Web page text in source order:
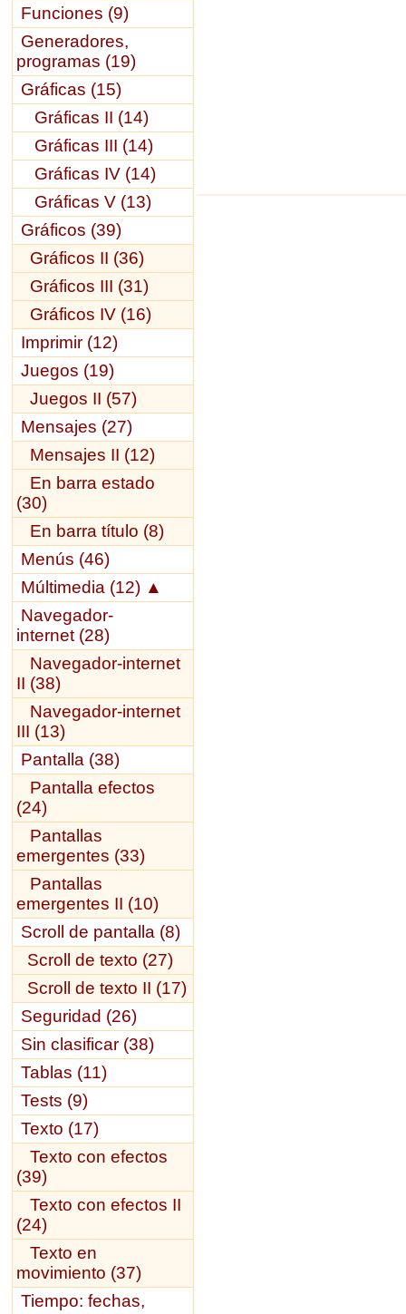
Funciones (9)
Generadores,
programas (19)
Gráficas (15)
Gráficas II (14)
Gráficas III (14)
Gráficas IV (14)
Gráficas V (13)
Gráficos (39)
Gráficos II (36)
Gráficos III (31)
Gráficos IV (16)
Imprimir (12)
Juegos (19)
Juegos II (57)
Mensajes (27)
Mensajes II (12)
En barra estado
(30)
En barra título (8)
Menús (46)
Múltimedia (12) ▲
Navegador-
internet (28)
Navegador-internet
II (38)
Navegador-internet
III (13)
Pantalla (38)
Pantalla efectos
(24)
Pantallas
emergentes (33)
Pantallas
emergentes II (10)
Scroll de pantalla (8)
Scroll de texto (27)
Scroll de texto II (17)
Seguridad (26)
Sin clasificar (38)
Tablas (11)
Tests (9)
Texto (17)
Texto con efectos
(39)
Texto con efectos II
(24)
Texto en
movimiento (37)
Tiempo: fechas,